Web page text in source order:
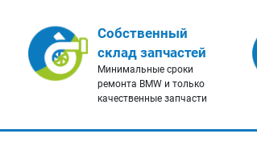
Собственный
склад запчастей
Минимальные сроки
ремонта BMW и только
качественные запчасти